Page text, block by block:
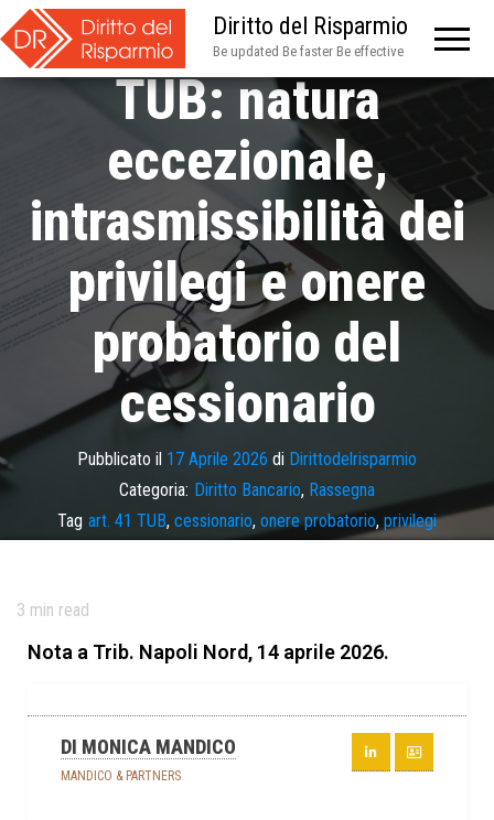
Diritto del Risparmio
Be updated Be faster Be effective
Art. 41, comma 1,
TUB: natura
eccezionale,
intrasmissibilità dei
privilegi e onere
probatorio del
cessionario
Pubblicato il 17 Aprile 2026 di Dirittodelrisparmio
Categoria: Diritto Bancario, Rassegna
Tag art. 41 TUB, cessionario, onere probatorio, privilegi
3 min read
Nota a Trib. Napoli Nord, 14 aprile 2026.
DI MONICA MANDICO
MANDICO & PARTNERS